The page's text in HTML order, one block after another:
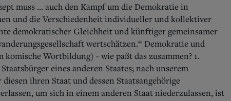
muss ... auch den Kampf um die Demokratie in
und die Verschiedenheit individueller und kollektiver
demokratischer Gleichheit und künftiger gemeinsamer
wertschätzen.“ Demokratie und
Wortbildung) - wie paßt das zusammen? 1.
eines anderen Staates; nach unserem
ihren Staat und dessen Staatsangehörige
um sich in einem anderen Staat niederzulassen, ist